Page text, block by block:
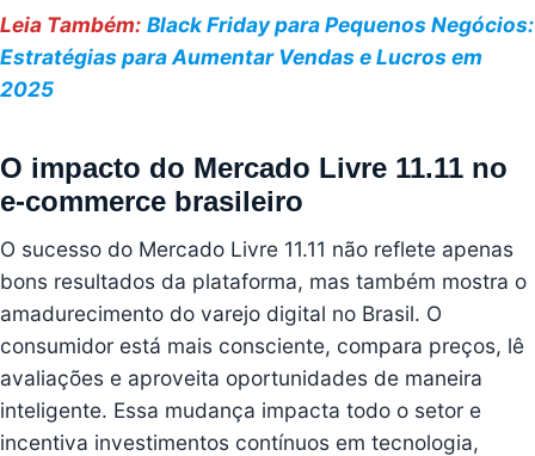
Leia Também: Black Friday para Pequenos Negócios:
Estratégias para Aumentar Vendas e Lucros em
2025
O impacto do Mercado Livre 11.11 no
e-commerce brasileiro
O sucesso do Mercado Livre 11.11 não reflete apenas
bons resultados da plataforma, mas também mostra o
amadurecimento do varejo digital no Brasil. O
consumidor está mais consciente, compara preços, lê
avaliações e aproveita oportunidades de maneira
inteligente. Essa mudança impacta todo o setor e
incentiva investimentos contínuos em tecnologia,